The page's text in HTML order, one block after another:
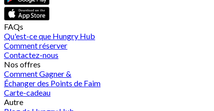
FAQs
Qu'est-ce que Hungry Hub
Comment réserver
Contactez-nous
Nos offres
Comment Gagner &
Échanger des Points de Faim
Carte-cadeau
Autre